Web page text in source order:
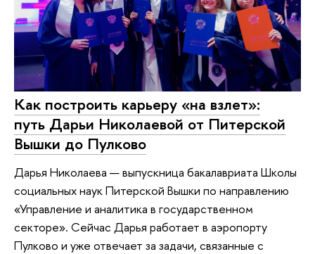
Как построить карьеру «на взлет»:
путь Дарьи Николаевой от Питерской
Вышки до Пулково
Дарья Николаева — выпускница бакалавриата Школы
социальных наук Питерской Вышки по направлению
«Управление и аналитика в государственном
секторе». Сейчас Дарья работает в аэропорту
Пулково и уже отвечает за задачи, связанные с